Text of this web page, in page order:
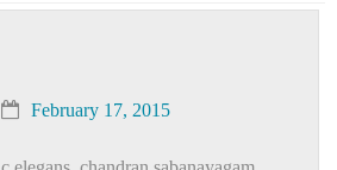
February 17, 2015